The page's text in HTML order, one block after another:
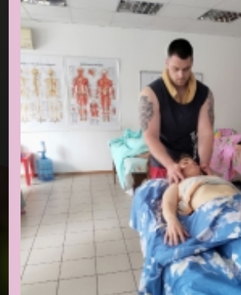
Оставить заявку на курс